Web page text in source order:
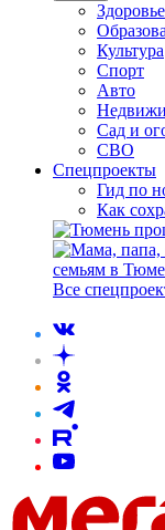
Здоровье
Культура
Спорт
Авто
Сад и
СВО
Спецпроекты
Гид по
Как
Все